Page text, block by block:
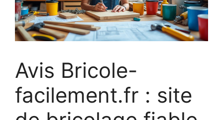
Avis Bricole-
facilement.fr : site